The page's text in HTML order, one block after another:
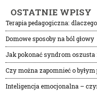
OSTATNIE WPISY
Terapia pedagogiczna:
Domowe sposoby na ból głowy
Jak pokonać syndrom
Czy można zapomnieć o
Inteligencja emocjonalna –